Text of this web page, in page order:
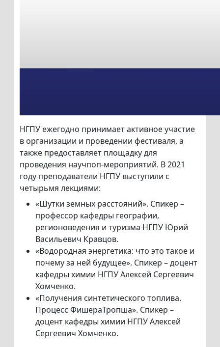
НГПУ ежегодно принимает активное участие
в организации и проведении фестиваля, а
также предоставляет площадку для
проведения научпоп-мероприятий. В 2021
году преподаватели НГПУ выступили с
четырьмя лекциями:
«Шутки земных расстояний». Спикер –
профессор кафедры географии,
регионоведения и туризма НГПУ Юрий
Васильевич Кравцов.
«Водородная энергетика: что это такое и
почему за ней будущее». Спикер – доцент
кафедры химии НГПУ Алексей Сергеевич
Хомченко.
«Получения синтетического топлива.
Процесс ФишераТропша». Спикер –
доцент кафедры химии НГПУ Алексей
Сергеевич Хомченко.